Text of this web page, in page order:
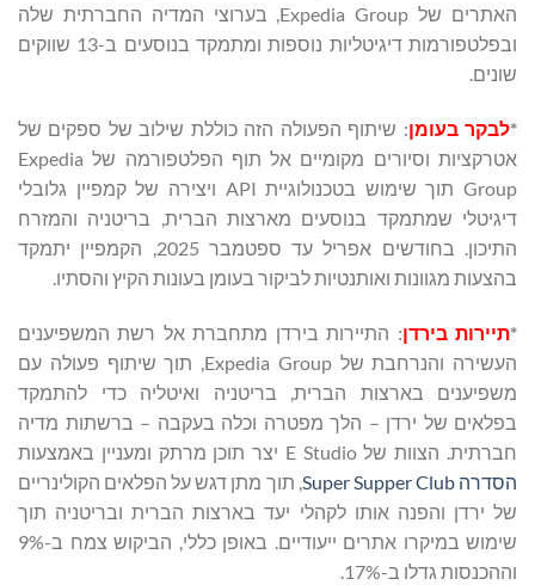
האתרים של Expedia Group, בערוצי המדיה החברתית שלה
ובפלטפורמות דיגיטליות נוספות ומתמקד בנוסעים ב-13 שווקים
שונים.
*לבקר בעומן: שיתוף הפעולה הזה כוללת שילוב של ספקים של
אטרקציות וסיורים מקומיים אל תוף הפלטפורמה של Expedia
Group תוך שימוש בטכנולוגיית API ויצירה של קמפיין גלובלי
דיגיטלי שמתמקד בנוסעים מארצות הברית, בריטניה והמזרח
התיכון. בחודשים אפריל עד ספטמבר 2025, הקמפיין יתמקד
בהצעות מגוונות ואותנטיות לביקור בעומן בעונות הקיץ והסתיו.
*תיירות בירדן: התיירות בירדן מתחברת אל רשת המשפיענים
העשירה והנרחבת של Expedia Group, תוך שיתוף פעולה עם
משפיענים בארצות הברית, בריטניה ואיטליה כדי להתמקד
בפלאים של ירדן – הלך מפטרה וכלה בעקבה – ברשתות מדיה
חברתית. הצוות של E Studio יצר תוכן מרתק ומעניין באמצעות
הסדרה Super Supper Club
, תוך מתן דגש על הפלאים הקולינריים
של ירדן והפנה אותו לקהלי יעד בארצות הברית ובריטניה תוך
שימוש במיקרו אתרים ייעודיים. באופן כללי, הביקוש צמח ב-9%
וההכנסות גדלו ב-17%.